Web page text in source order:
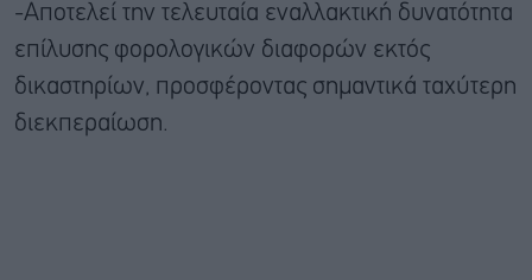
-Αποτελεί την τελευταία εναλλακτική δυνατότητα
επίλυσης φορολογικών διαφορών εκτός
δικαστηρίων, προσφέροντας σημαντικά ταχύτερη
διεκπεραίωση.